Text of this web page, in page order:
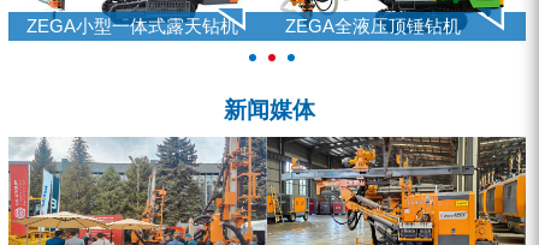
FY水井钻车系列
水井专用螺杆空压机
雾炮机
ZEGA小型一体式露天钻机 ZEGA全液压顶锤钻机
新闻媒体